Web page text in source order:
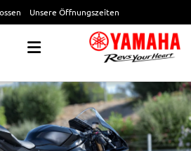
Unsere Öffnungszeiten